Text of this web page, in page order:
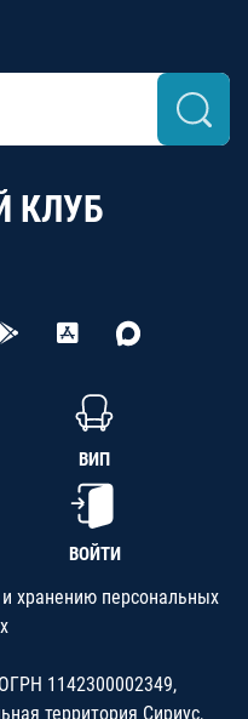
КЛУБ
ВИП
ВОЙТИ
хранению персональных
1142300002349,
территория Сириус,